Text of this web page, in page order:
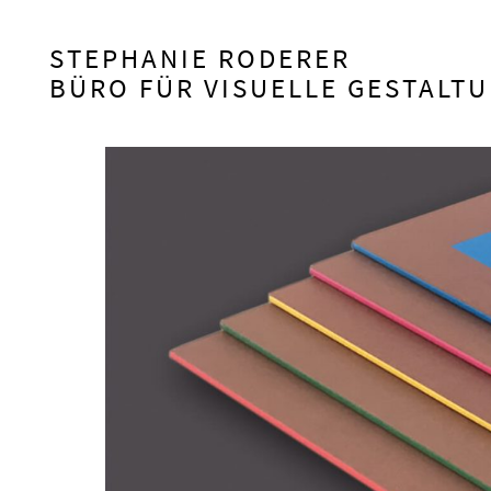
HAUPTNAVIGATION
STEPHANIE RODERER
BÜRO FÜR VISUELLE
BEITRAGSNAVIGATION